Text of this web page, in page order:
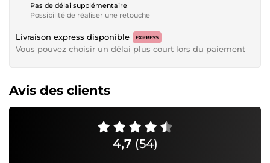
Pas de délai supplémentaire
Possibilité de réaliser une retouche
Livraison express disponible EXPRESS
Vous pouvez choisir un délai plus court lors du paiement
Avis des clients
4,7 (54)